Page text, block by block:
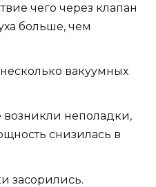
чего через клапан
больше, чем
вакуумных
возникли неполадки,
снизилась в
засорились.